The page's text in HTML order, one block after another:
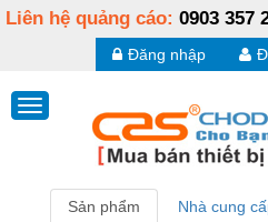
Liên hệ quảng cáo: 0903 357
Đăng nhập
Sản phẩm Nhà cung